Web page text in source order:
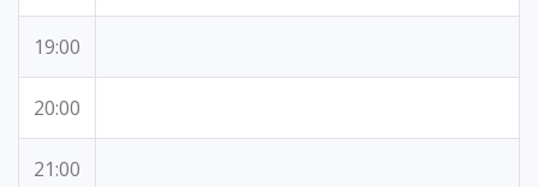
19:00
20:00
21:00